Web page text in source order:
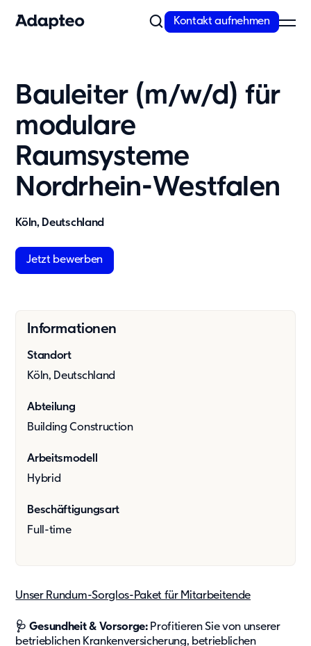
Modulare Raumlösungen von Adapteo
Flexible Gebäude von Adapteo bieten Raumlösungen für
temporären und dringenden Bedarf. Kontaktieren Sie uns für
maßgeschneiderte Raumkonzepte!
Mehr erfahren
Schule
Kita
Büro
Unsere Lösungen
Produkte
Hybrid
C15
Event
Produkte
Zusätzliche Leistungen
Nachhaltigkeit
Unser Konzept
Kontakt aufnehmen
Bauleiter (m/w/d) für
modulare
Raumsysteme
Nordrhein-Westfalen
Köln, Deutschland
Jetzt bewerben
Informationen
Standort
Köln, Deutschland
Abteilung
Building Construction
Arbeitsmodell
Hybrid
Beschäftigungsart
Full-time
Unser Rundum-Sorglos-Paket für Mitarbeitende
🩺 Gesundheit & Vorsorge:Profitieren Sie von unserer
betrieblichen Krankenversicherung, betrieblichen